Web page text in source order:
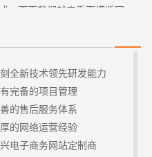
，下面我们就来看下模版网
全新技术领先研发能力
完备的项目管理
的售后服务体系
的网络运营经验
电子商务网站定制商